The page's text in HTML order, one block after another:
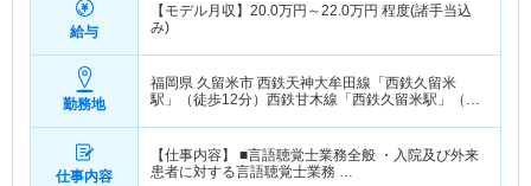
給与
【モデル月収】 20.0万円～22.0万円 程度(諸手当込
み)
勤務地
福岡県 久留米市 西鉄天神大牟田線「西鉄久留米
駅」（徒歩12分）西鉄甘木線「西鉄久留米駅」（徒
仕事内容
【仕事内容】 ■言語聴覚士業務全般 ・入院及び外来
患者に対する言語聴覚士業務 …